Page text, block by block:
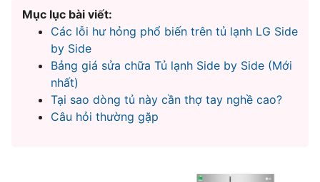
Mục lục bài viết:
Các lỗi hư hỏng phổ biến trên tủ lạnh LG Side
by Side
Bảng giá sửa chữa Tủ lạnh Side by Side (Mới
nhất)
Tại sao dòng tủ này cần thợ tay nghề cao?
Câu hỏi thường gặp